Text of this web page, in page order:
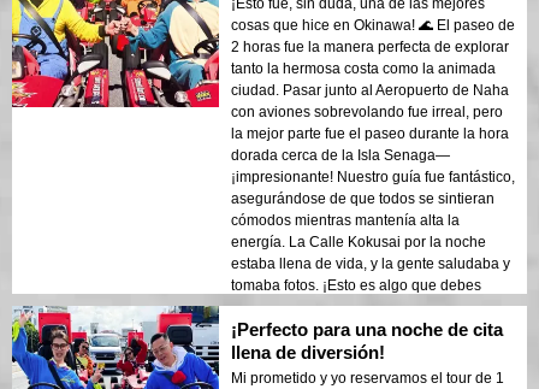
cosas que hice en Okinawa! 🌊 El paseo de
2 horas fue la manera perfecta de explorar
tanto la hermosa costa como la animada
ciudad. Pasar junto al Aeropuerto de Naha
con aviones sobrevolando fue irreal, pero
la mejor parte fue el paseo durante la hora
dorada cerca de la Isla Senaga—
¡impresionante! Nuestro guía fue fantástico,
asegurándose de que todos se sintieran
cómodos mientras mantenía alta la
energía. La Calle Kokusai por la noche
estaba llena de vida, y la gente saludaba y
tomaba fotos. ¡Esto es algo que debes
probar si visitas Okinawa!
¡Perfecto para una noche de cita
llena de diversión!
Mi prometido y yo reservamos el tour de 1